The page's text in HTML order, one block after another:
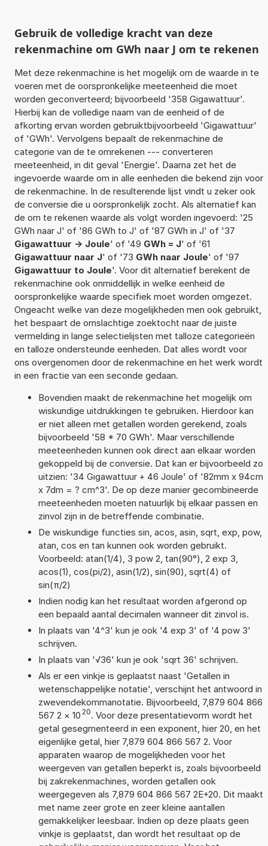
Gebruik de volledige kracht van deze
rekenmachine om GWh naar J om te rekenen
Met deze rekenmachine is het mogelijk om de waarde in te
voeren met de oorspronkelijke meeteenheid die moet
worden geconverteerd; bijvoorbeeld '358 Gigawattuur'.
Hierbij kan de volledige naam van de eenheid of de
afkorting ervan worden gebruiktbijvoorbeeld 'Gigawattuur'
of 'GWh'. Vervolgens bepaalt de rekenmachine de
categorie van de te omrekenen --- converteren
meeteenheid, in dit geval 'Energie'. Daarna zet het de
ingevoerde waarde om in alle eenheden die bekend zijn voor
de rekenmachine. In de resulterende lijst vindt u zeker ook
de conversie die u oorspronkelijk zocht. Als alternatief kan
de om te rekenen waarde als volgt worden ingevoerd: '25
GWh naar J' of '86 GWh to J' of '87 GWh in J' of '37
Gigawattuur -> Joule' of '49 GWh = J' of '61
Gigawattuur naar J' of '73 GWh naar Joule' of '97
Gigawattuur to Joule'. Voor dit alternatief berekent de
rekenmachine ook onmiddellijk in welke eenheid de
oorspronkelijke waarde specifiek moet worden omgezet.
Ongeacht welke van deze mogelijkheden men ook gebruikt,
het bespaart de omslachtige zoektocht naar de juiste
vermelding in lange selectielijsten met talloze categorieën
en talloze ondersteunde eenheden. Dat alles wordt voor
ons overgenomen door de rekenmachine en het werk wordt
in een fractie van een seconde gedaan.
Bovendien maakt de rekenmachine het mogelijk om
wiskundige uitdrukkingen te gebruiken. Hierdoor kan
er niet alleen met getallen worden gerekend, zoals
bijvoorbeeld '58 * 70 GWh'. Maar verschillende
meeteenheden kunnen ook direct aan elkaar worden
gekoppeld bij de conversie. Dat kan er bijvoorbeeld zo
uitzien: '34 Gigawattuur + 46 Joule' of '82mm x 94cm
x 7dm = ? cm^3'. De op deze manier gecombineerde
meeteenheden moeten natuurlijk bij elkaar passen en
zinvol zijn in de betreffende combinatie.
De wiskundige functies sin, acos, asin, sqrt, exp, pow,
atan, cos en tan kunnen ook worden gebruikt.
Voorbeeld: atan(1/4), 3 pow 2, tan(90°), 2 exp 3,
acos(1), cos(pi/2), asin(1/2), sin(90), sqrt(4) of
sin(π/2)
Indien nodig kan het resultaat worden afgerond op
een bepaald aantal decimalen wanneer dit zinvol is.
In plaats van '4^3' kun je ook '4 exp 3' of '4 pow 3'
schrijven.
In plaats van '√36' kun je ook 'sqrt 36' schrijven.
Als er een vinkje is geplaatst naast 'Getallen in
wetenschappelijke notatie', verschijnt het antwoord in
zwevendekommanotatie. Bijvoorbeeld, 7,879 604 866
567 2 × 10 20. Voor deze presentatievorm wordt het
getal gesegmenteerd in een exponent, hier 20, en het
eigenlijke getal, hier 7,879 604 866 567 2. Voor
apparaten waarop de mogelijkheden voor het
weergeven van getallen beperkt is, zoals bijvoorbeeld
bij zakrekenmachines, worden getallen ook
weergegeven als 7,879 604 866 567 2E+20. Dit maakt
met name zeer grote en zeer kleine aantallen
gemakkelijker leesbaar. Indien op deze plaats geen
vinkje is geplaatst, dan wordt het resultaat op de